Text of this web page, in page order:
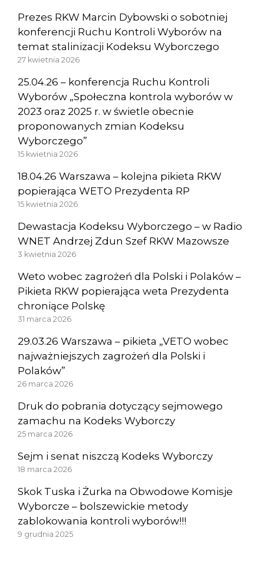
Prezes RKW Marcin Dybowski o sobotniej
konferencji Ruchu Kontroli Wyborów na
temat stalinizacji Kodeksu Wyborczego
27 kwietnia 2026
25.04.26 – konferencja Ruchu Kontroli
Wyborów „Społeczna kontrola wyborów w
2023 oraz 2025 r. w świetle obecnie
proponowanych zmian Kodeksu
Wyborczego”
15 kwietnia 2026
18.04.26 Warszawa – kolejna pikieta RKW
popierająca WETO Prezydenta RP
15 kwietnia 2026
Dewastacja Kodeksu Wyborczego – w Radio
WNET Andrzej Zdun Szef RKW Mazowsze
3 kwietnia 2026
Weto wobec zagrożeń dla Polski i Polaków –
Pikieta RKW popierająca weta Prezydenta
chroniące Polskę
31 marca 2026
29.03.26 Warszawa – pikieta „VETO wobec
najważniejszych zagrożeń dla Polski i
Polaków”
26 marca 2026
Druk do pobrania dotyczący sejmowego
zamachu na Kodeks Wyborczy
25 marca 2026
Sejm i senat niszczą Kodeks Wyborczy
18 marca 2026
Skok Tuska i Żurka na Obwodowe Komisje
Wyborcze – bolszewickie metody
zablokowania kontroli wyborów!!!
9 grudnia 2025